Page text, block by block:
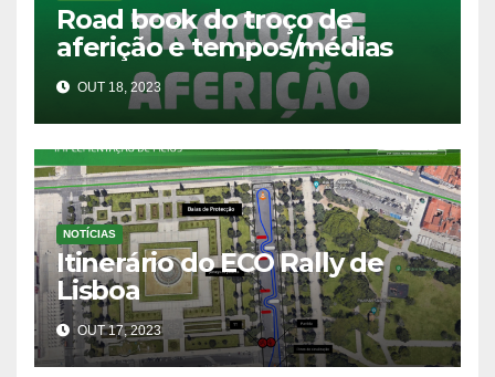
Road book do troço de
aferição e tempos/médias
OUT 18, 2023
NOTÍCIAS
Itinerário do ECO Rally de
Lisboa
OUT 17, 2023